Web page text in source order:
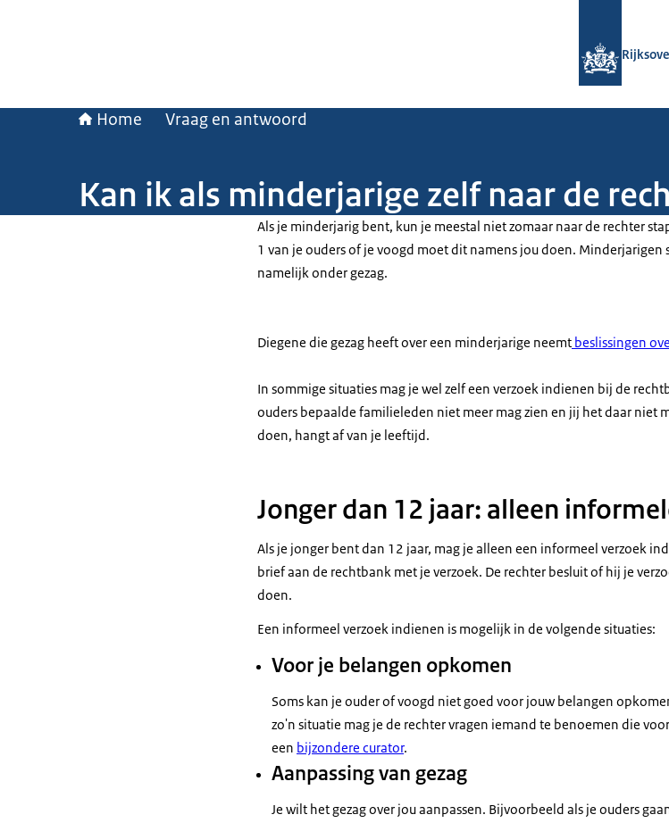
Home Vraag en antwoord
Kan ik als minderjarige zelf naar de
Als je minderjarig bent, kun je meestal niet zomaar naar de rechter
1 van je ouders of je voogd moet dit namens jou doen. Minderjarigen
namelijk onder gezag.
Diegene die gezag heeft over een minderjarige neemt beslissingen
In sommige situaties mag je wel zelf een verzoek indienen bij de
ouders bepaalde familieleden niet meer mag zien en jij het daar niet
doen, hangt af van je leeftijd.
Jonger dan 12 jaar: alleen
Als je jonger bent dan 12 jaar, mag je alleen een informeel verzoek
brief aan de rechtbank met je verzoek. De rechter besluit of hij je
doen.
Een informeel verzoek indienen is mogelijk in de volgende situaties:
Voor je belangen opkomen
Soms kan je ouder of voogd niet goed voor jouw belangen
zo'n situatie mag je de rechter vragen iemand te benoemen die
een bijzondere curator.
Aanpassing van gezag
Je wilt het gezag over jou aanpassen. Bijvoorbeeld als je ouders